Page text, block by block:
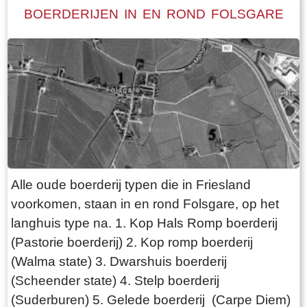
schaken.
geroeid. Dat was een hele opgave, zowel voor
de roeiers als voor de dominee zelf, vooral als
het slecht weer was. Boven de ingang aan de
zuidzijde van de kerk is een steen ingemetseld
waarop te lezen staat: `De eerste steen deser
Nieuwe kerke was gelegd door Frans Julius
Johan van Eisinga aet 18 Kleinzoon van de
heer Grietman Vegelin van Claerbergen`. De
kerk heeft zes gebrandschilderde ramen,
gemaakt door Ype Staak, een 18e eeuwse
glazenier uit Sneek. Dat deze ramen in goede
staat bewaard zijn gebleven, zegt vermoedelijk
iets over de moeilijke bereikbaarheid van
Goingarijp in de 18e eeuw. Aan de westzijde
BOERDERIJEN IN EN ROND FOLSGARE
Alle oude boerderij typen die in Friesland
voorkomen, staan in en rond Folsgare, op het
langhuis type na. 1. Kop Hals Romp boerderij
(Pastorie boerderij) 2. Kop romp boerderij
(Walma state) 3. Dwarshuis boerderij
(Scheender state) 4. Stelp boerderij
(Suderburen) 5. Gelede boerderij (Carpe Diem)